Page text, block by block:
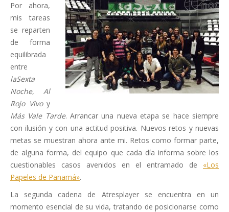
Por ahora,
mis tareas
se reparten
de forma
equilibrada
entre
laSexta
Noche, Al
Rojo Vivoy
Más Vale Tarde. Arrancar una nueva etapa se hace siempre
con ilusión y con una actitud positiva. Nuevos retos y nuevas
metas se muestran ahora ante mi. Retos como formar parte,
de alguna forma, del equipo que cada día informa sobre los
cuestionables casos avenidos en el entramado de «Los
Papeles de Panamá».
La segunda cadena de Atresplayer se encuentra en un
momento esencial de su vida, tratando de posicionarse como